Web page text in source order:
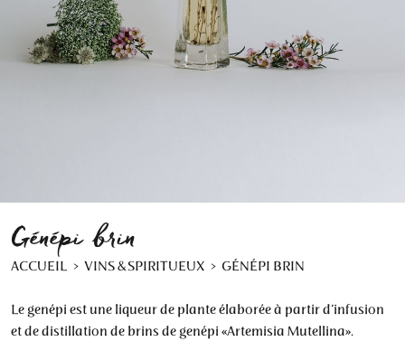
Génépi brin
ACCUEIL VINS & SPIRITUEUX GÉNÉPI BRIN
Le genépi est une liqueur de plante élaborée à partir d’infusion
et de distillation de brins de genépi «Artemisia Mutellina».